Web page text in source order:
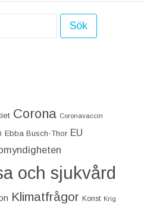
Corona Coronavaccin
Ebba Busch-Thor EU
och sjukvård
Klimatfrågor Konst Krig